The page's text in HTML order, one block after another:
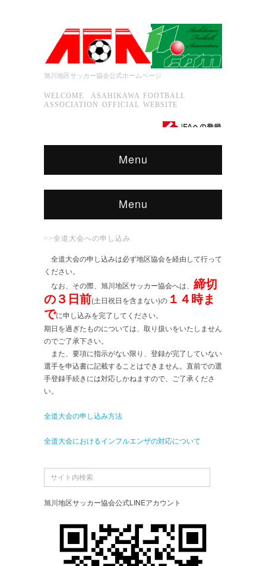
旭川地区サッカー協会公式ホームページ
WELCOME ASAHIKAWA FOOTBALL
ASSOCIATION OFFICIAL WEBSITE
Menu
Menu
>>全道大会への申し込み
全道大会の申し込みは必ず地区協会を経由して行って
ください。
なお、その際、旭川地区サッカー協会へは、 締切
の３日前(土日祝日を含まない)の １４時ま
でに申し込みを完了してください。
期日を過ぎたものについては、取り扱いをいたしません
のでご了承下さい。
また、要項に指示がない限り、登録が完了していない
選手を申込書に記載することはできません。直前での選
手登録手続きには対応しかねますので、ご了承くださ
い。
全道大会の申し込み方法
全道大会におけるインフルエンザの対応について
旭川地区サッカー協会公式LINEアカウント